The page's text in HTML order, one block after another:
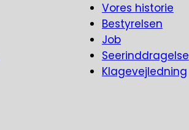
Vores historie
Bestyrelsen
Job
Seerinddragelse
Klagevejledning